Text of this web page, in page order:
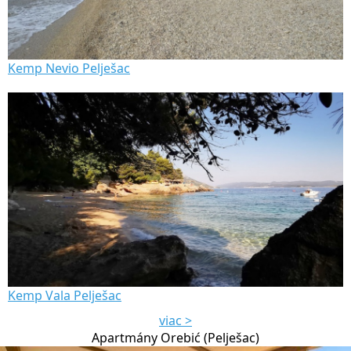
Kemp Nevio Pelješac
Kemp Vala Pelješac
viac >
Apartmány Orebić (Pelješac)